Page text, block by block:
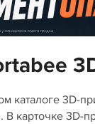
каталоге 3D-
карточке 3D-